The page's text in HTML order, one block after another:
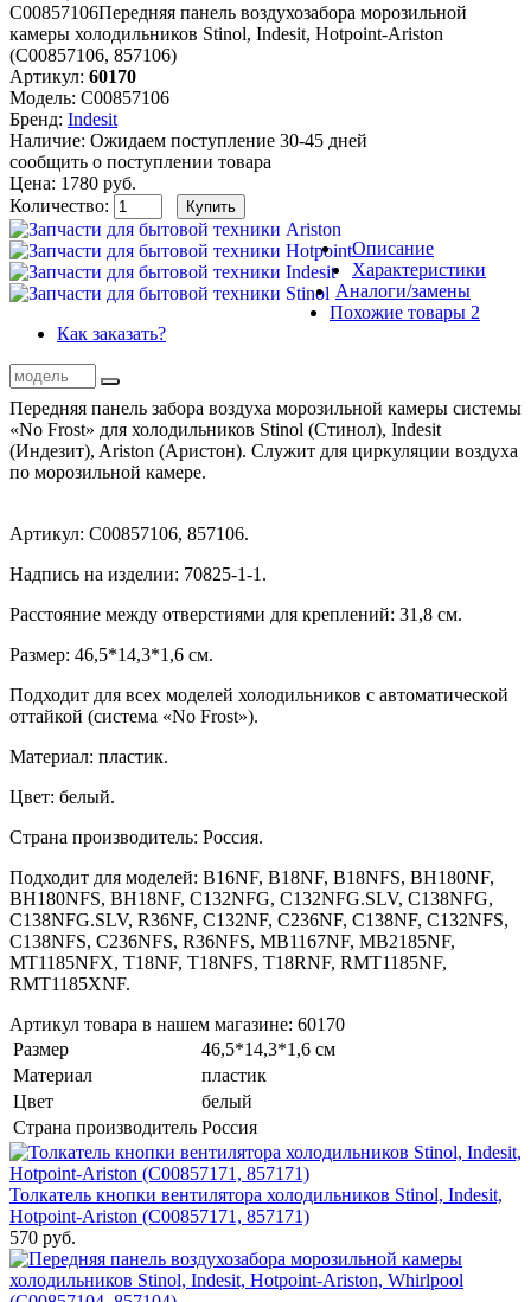
C00857106Передняя панель воздухозабора морозильной
камеры холодильников Stinol, Indesit, Hotpoint-Ariston
(C00857106, 857106)
Артикул: 60170
Модель: C00857106
Бренд: Indesit
Наличие: Ожидаем поступление 30-45 дней
сообщить о поступлении товара
Цена: 1780 руб.
Количество:
Описание
Характеристики
Аналоги/замены
Похожие товары 2
Как заказать?
Передняя панель забора воздуха морозильной камеры системы
«No Frost» для холодильников Stinol (Стинол), Indesit
(Индезит), Ariston (Аристон). Служит для циркуляции воздуха
по морозильной камере.
Артикул: C00857106, 857106.
Надпись на изделии: 70825-1-1.
Расстояние между отверстиями для креплений: 31,8 см.
Размер: 46,5*14,3*1,6 см.
Подходит для всех моделей холодильников с автоматической
оттайкой (система «No Frost»).
Материал: пластик.
Цвет: белый.
Страна производитель: Россия.
Подходит для моделей: B16NF, B18NF, B18NFS, BH180NF,
BH180NFS, BH18NF, C132NFG, C132NFG.SLV, C138NFG,
C138NFG.SLV, R36NF, C132NF, C236NF, C138NF, C132NFS,
C138NFS, C236NFS, R36NFS, MB1167NF, MB2185NF,
MT1185NFX, T18NF, T18NFS, T18RNF, RMT1185NF,
RMT1185XNF.
Артикул товара в нашем магазине: 60170
Размер
46,5*14,3*1,6 см
Материал
пластик
Цвет
белый
Страна производитель Россия
Толкатель кнопки вентилятора холодильников Stinol, Indesit,
Hotpoint-Ariston (С00857171, 857171)
570 руб.